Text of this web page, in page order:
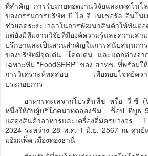
ที่สำคัญ การรับถ่ายทอดงานวิจัยและเทคโน
ของกรรมการบริษัท บี ไอ จี เนเชอรัล อินโน
ช่วยลดระยะเวลาในการพัฒนาสินค้าให้ทันต่อ
แต่ยังมีทีมงานวิจัยที่มีองค์ความรู้และความ
ปรึกษาและเป็นส่วนสำคัญในการสนับสนุนกา
ของบริษัทมีจุดเด่น โดดเด่น และแตกต่างจ
เฉพาะทีม "FoodSERP" ของ สวทช. ที่พร้อมใ
การวิเคราะห์ทดสอบ เพื่อตอบโจทย์ความ
ประกอบการ
อาหารทะเลจากโปรตีนพืช หรือ วี-ซี
หนึ่งให้กับผู้บริโภคมาทดลองชิม ช็อป ที่บูธ
แสดงสินค้าอาหารและเครื่องดื่มครบวงจร
2024 ระหว่าง 28 พ.ค.-1 มิ.ย. 2567 ณ ศูนย์
มอิมแพ็ค เมืองทองธานี